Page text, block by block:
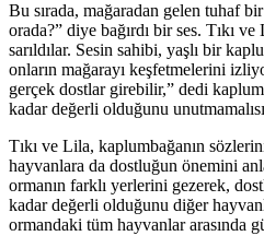
Bu sırada, mağaradan gelen tuhaf
orada?” diye bağırdı bir ses. Tıkı
sarıldılar. Sesin sahibi, yaşlı bir
onların mağarayı keşfetmelerini
gerçek dostlar girebilir,” dedi
kadar değerli olduğunu
Tıkı ve Lila, kaplumbağanın
hayvanlara da dostluğun önemini
ormanın farklı yerlerini gezerek,
kadar değerli olduğunu diğer
ormandaki tüm hayvanlar arasında